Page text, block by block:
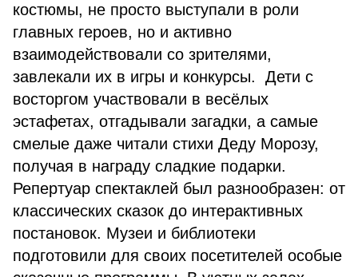
костюмы, не просто выступали в роли
главных героев, но и активно
взаимодействовали со зрителями,
завлекали их в игры и конкурсы. Дети с
восторгом участвовали в весёлых
эстафетах, отгадывали загадки, а самые
смелые даже читали стихи Деду Морозу,
получая в награду сладкие подарки.
Репертуар спектаклей был разнообразен: от
классических сказок до интерактивных
постановок. Музеи и библиотеки
подготовили для своих посетителей особые